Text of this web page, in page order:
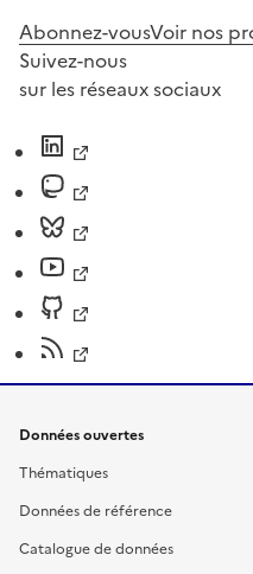
Abonnez-vousVoir nos
Suivez-nous
sur les réseaux sociaux
Données ouvertes
Thématiques
Données de référence
Catalogue de données